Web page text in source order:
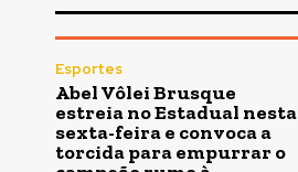
Esportes
Abel Vôlei Brusque
estreia no Estadual nesta
sexta-feira e convoca a
torcida para empurrar o